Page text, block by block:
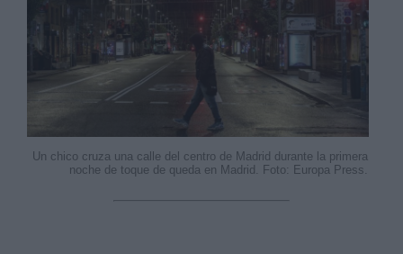
Un chico cruza una calle del centro de Madrid durante la primera
noche de toque de queda en Madrid. Foto: Europa Press.